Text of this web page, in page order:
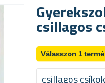
csillagos
Válasszon 1
csillagos csíkok